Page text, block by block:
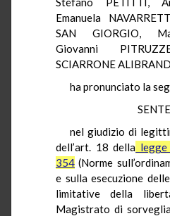
Emanuela
SAN GIORGIO,
Giovanni
SCIARRONE
ha pronunciato la
nel giudizio di
dell’art. 18 della
354 (Norme
e sulla esecuzione
limitative della
Magistrato di